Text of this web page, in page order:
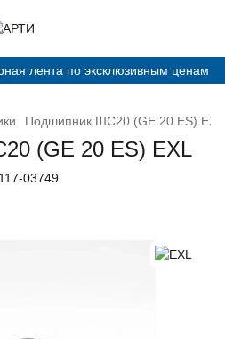
лента по эксклюзивным ценам
Подшипник ШС20 (GЕ 20 ES) EXL
(GЕ 20 ES) EXL
117-03749